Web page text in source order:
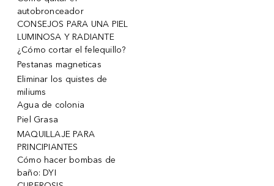
autobronceador
CONSEJOS PARA UNA PIEL
LUMINOSA Y RADIANTE
¿Cómo cortar el felequillo?
Pestanas magneticas
Eliminar los quistes de
miliums
Agua de colonia
Piel Grasa
MAQUILLAJE PARA
PRINCIPIANTES
Cómo hacer bombas de
baño: DYI